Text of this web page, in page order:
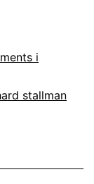
i
stallman